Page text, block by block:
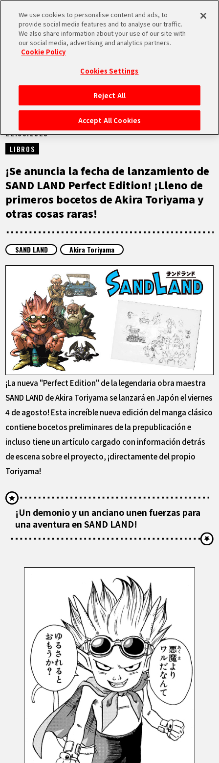
MEN
INICIO
NOTICIAS
LO MÁS DESTACADO
VÍDEOS
ACERCA DE
LANGUAGE
JP
EN FR ES
NOTICIAS
22.06.2023
LIBROS
¡Se anuncia la fecha de lanzamiento de
SAND LAND Perfect Edition! ¡Lleno de
primeros bocetos de Akira Toriyama y
otras cosas raras!
SAND LAND Akira Toriyama
¡La nueva "Perfect Edition" de la legendaria obra maestra
SAND LAND de Akira Toriyama se lanzará en Japón el viernes
4 de agosto! Esta increíble nueva edición del manga clásico
contiene bocetos preliminares de la prepublicación e
incluso tiene un artículo cargado con información detrás
de escena sobre el proyecto, ¡directamente del propio
Toriyama!
¡Un demonio y un anciano unen fuerzas para
una aventura en SAND LAND!
We use cookies to personalise content and ads, to
provide social media features and to analyse our traffic.
We also share information about your use of our site with
our social media, advertising and analytics partners.
Cookie Policy
Cookies Settings
Reject All
Accept All Cookies